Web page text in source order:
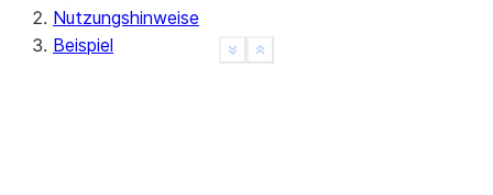
Show less
See more
Nutzungshinweise
Beispiel